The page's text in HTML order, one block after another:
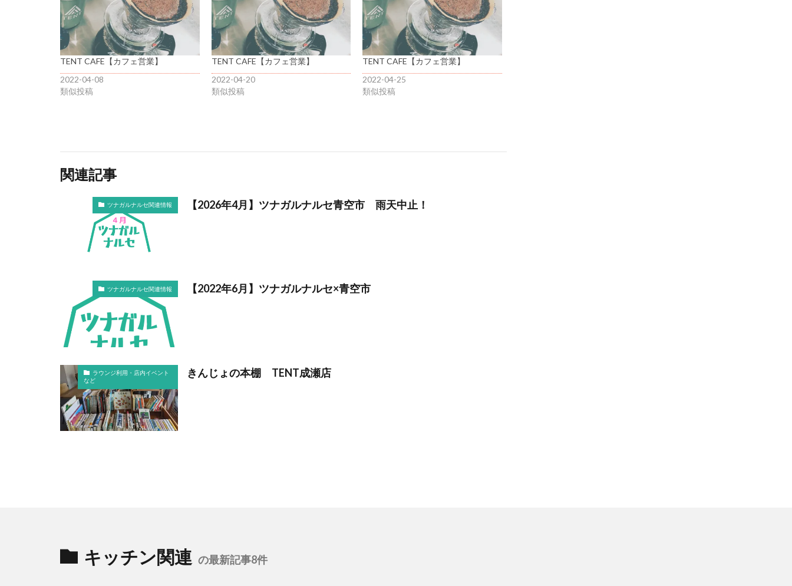
TENT CAFE【カフェ営業】
2022-04-08
類似投稿
TENT CAFE【カフェ営業】
2022-04-20
類似投稿
TENT CAFE【カフェ営業】
2022-04-25
類似投稿
関連記事
ツナガルナルセ関連情報 【2026年4月】ツナガルナルセ青空市 雨天中止！
ツナガルナルセ関連情報 【2022年6月】ツナガルナルセ×青空市
ラウンジ利用・店内イベント
など
きんじょの本棚 TENT成瀬店
キッチン関連 の最新記事8件